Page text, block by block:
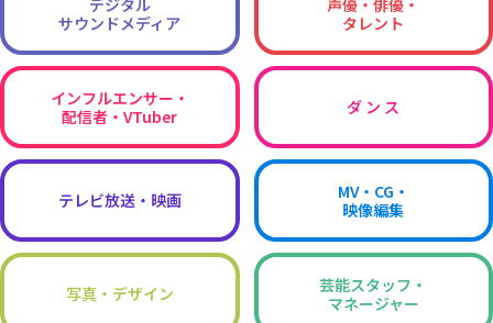
サウンドメディア
タレント
インフルエンサー・
配信者・VTuber
ダ ン ス
テレビ放送・映画
MV・CG・
映像編集
写真・デザイン
芸能スタッフ・
マネージャー